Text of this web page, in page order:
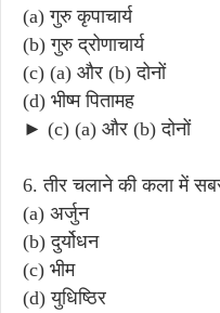
(a) गुरु कृपाचार्य
(b) गुरु द्रोणाचार्य
(c) (a) और (b) दोनों
(d) भीष्म पितामह
► (c) (a) और (b) दोनों
6. तीर चलाने की कला में
(a) अर्जुन
(b) दुर्योधन
(c) भीम
(d) युधिष्ठिर